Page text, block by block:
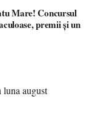
premii și un